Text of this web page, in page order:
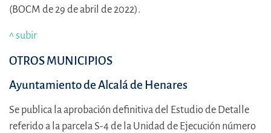
(BOCM de 29 de abril de 2022).
^ subir
OTROS MUNICIPIOS
Ayuntamiento de Alcalá de Henares
Se publica la aprobación definitiva del Estudio de Detalle
referido a la parcela S-4 de la Unidad de Ejecución número